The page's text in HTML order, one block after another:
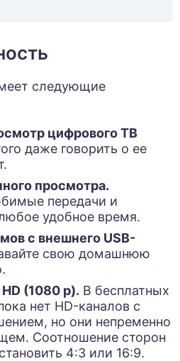
следующие
цифрового ТВ
даже говорить о ее
просмотра.
передачи и
удобное время.
с внешнего USB-
свою домашнюю
(1080 p). В бесплатных
нет HD-каналов с
но они непременно
Соотношение сторон
4:3 или 16:9.